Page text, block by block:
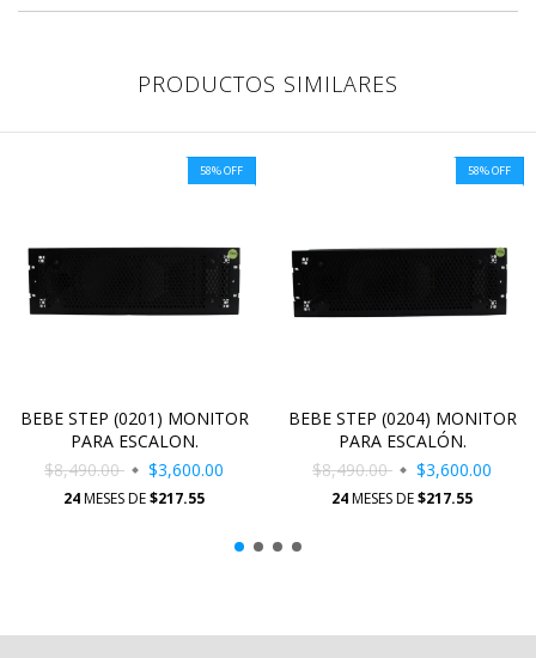
PRODUCTOS SIMILARES
58%OFF
BEBE STEP (0201) MONITOR
PARA ESCALON.
$8,490.00
$3,600.00
24MESES DE$217.55
58%OFF
BEBE STEP (0204) MONITOR
PARA ESCALÓN.
$8,490.00
$3,600.00
24MESES DE$217.55